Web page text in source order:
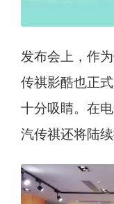
发布会上，作
传祺影酷也正
十分吸睛。在
汽传祺还将陆